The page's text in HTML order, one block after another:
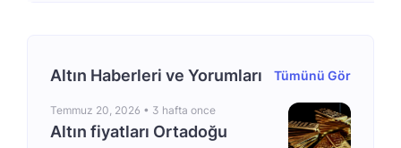
Altın Haberleri ve Yorumları Tümünü Gör
Temmuz 20, 2026 • 3 hafta once
Altın fiyatları Ortadoğu